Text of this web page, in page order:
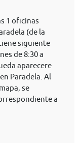
1 oficinas
(de la
siguiente
de 8:30 a
aparecere
Paradela. Al
se
a